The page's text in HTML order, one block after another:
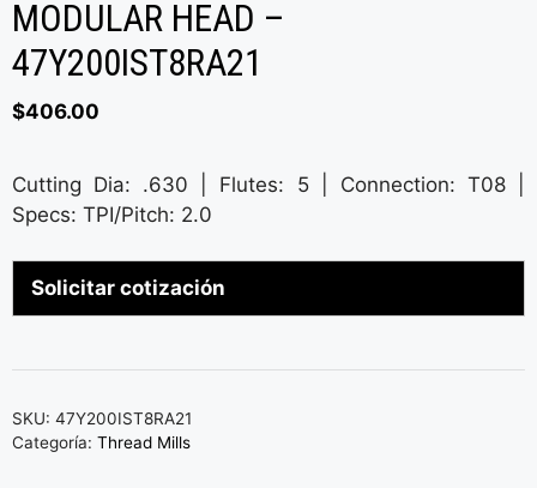
MODULAR HEAD –
47Y200IST8RA21
$406.00
Cutting Dia: .630 | Flutes: 5 | Connection: T08 |
Specs: TPI/Pitch: 2.0
Solicitar cotización
SKU: 47Y200IST8RA21
Categoría: Thread Mills